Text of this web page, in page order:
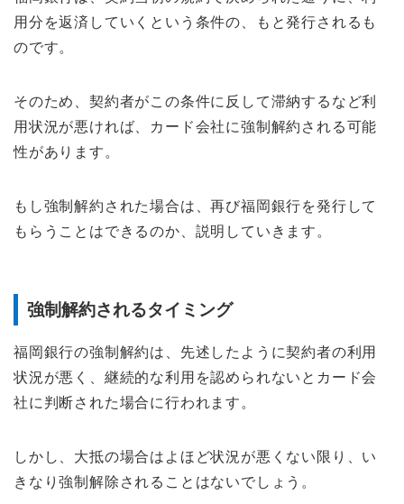
用分を返済していくという条件の、もと発行されるも
のです。
そのため、契約者がこの条件に反して滞納するなど利
用状況が悪ければ、カード会社に強制解約される可能
性があります。
もし強制解約された場合は、再び福岡銀行を発行して
もらうことはできるのか、説明していきます。
強制解約されるタイミング
福岡銀行の強制解約は、先述したように契約者の利用
状況が悪く、継続的な利用を認められないとカード会
社に判断された場合に行われます。
しかし、大抵の場合はよほど状況が悪くない限り、い
きなり強制解除されることはないでしょう。